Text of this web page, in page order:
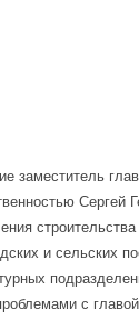
заместитель
Сергей
и сельских
с